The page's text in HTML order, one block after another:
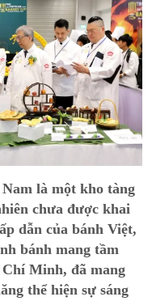
là một kho tàng
chưa được khai
dẫn của bánh Việt,
bánh mang tầm
Minh, đã mang
thể hiện sự sáng